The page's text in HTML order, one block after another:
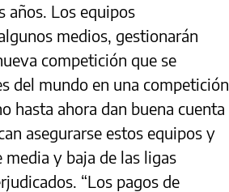
años. Los equipos
medios, gestionarán
competición que se
del mundo en una competición
hasta ahora dan buena cuenta
asegurarse estos equipos y
y baja de las ligas
“Los pagos de